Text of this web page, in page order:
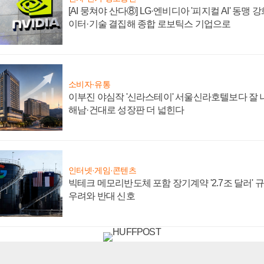
[AI 뭉쳐야 산다⑧] LG·엔비디아 '피지컬 AI' 동맹 강
이터·기술 결집해 종합 로보틱스 기업으로
소비자·유통
이부진 야심작 '신라스테이' 서울신라호텔보다 잘
해남·건대로 성장판 더 넓힌다
인터넷·게임·콘텐츠
빅테크 메모리반도체 포함 장기계약 '2.7조 달러'
우려와 반대 신호